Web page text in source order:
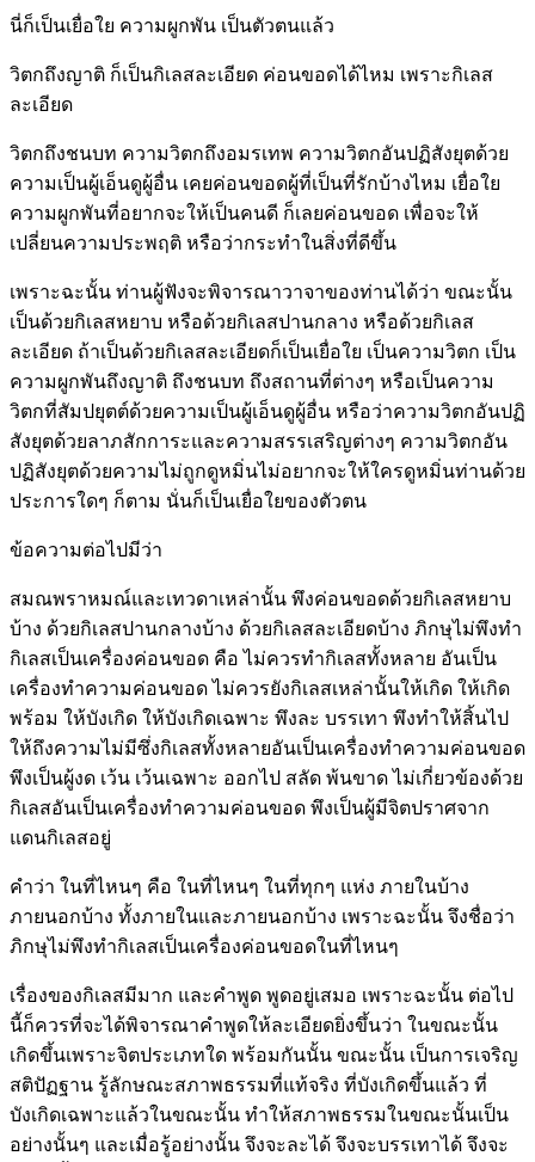
นี่ก็เป็นเยื่อใย ความผูกพัน เป็นตัวตนแล้ว
วิตกถึงญาติ ก็เป็นกิเลสละเอียด ค่อนขอดได้ไหม เพราะกิเลส
ละเอียด
วิตกถึงชนบท ความวิตกถึงอมรเทพ ความวิตกอันปฏิสังยุตด้วย
ความเป็นผู้เอ็นดูผู้อื่น เคยค่อนขอดผู้ที่เป็นที่รักบ้างไหม เยื่อใย
ความผูกพันที่อยากจะให้เป็นคนดี ก็เลยค่อนขอด เพื่อจะให้
เปลี่ยนความประพฤติ หรือว่ากระทำในสิ่งที่ดีขึ้น
เพราะฉะนั้น ท่านผู้ฟังจะพิจารณาวาจาของท่านได้ว่า ขณะนั้น
เป็นด้วยกิเลสหยาบ หรือด้วยกิเลสปานกลาง หรือด้วยกิเลส
ละเอียด ถ้าเป็นด้วยกิเลสละเอียดก็เป็นเยื่อใย เป็นความวิตก เป็น
ความผูกพันถึงญาติ ถึงชนบท ถึงสถานที่ต่างๆ หรือเป็นความ
วิตกที่สัมปยุตต์ด้วยความเป็นผู้เอ็นดูผู้อื่น หรือว่าความวิตกอันปฏิ
สังยุตด้วยลาภสักการะและความสรรเสริญต่างๆ ความวิตกอัน
ปฏิสังยุตด้วยความไม่ถูกดูหมิ่นไม่อยากจะให้ใครดูหมิ่นท่านด้วย
ประการใดๆ ก็ตาม นั่นก็เป็นเยื่อใยของตัวตน
ข้อความต่อไปมีว่า
สมณพราหมณ์และเทวดาเหล่านั้น พึงค่อนขอดด้วยกิเลสหยาบ
บ้าง ด้วยกิเลสปานกลางบ้าง ด้วยกิเลสละเอียดบ้าง ภิกษุไม่พึงทำ
กิเลสเป็นเครื่องค่อนขอด คือ ไม่ควรทำกิเลสทั้งหลาย อันเป็น
เครื่องทำความค่อนขอด ไม่ควรยังกิเลสเหล่านั้นให้เกิด ให้เกิด
พร้อม ให้บังเกิด ให้บังเกิดเฉพาะ พึงละ บรรเทา พึงทำให้สิ้นไป
ให้ถึงความไม่มีซึ่งกิเลสทั้งหลายอันเป็นเครื่องทำความค่อนขอด
พึงเป็นผู้งด เว้น เว้นเฉพาะ ออกไป สลัด พ้นขาด ไม่เกี่ยวข้องด้วย
กิเลสอันเป็นเครื่องทำความค่อนขอด พึงเป็นผู้มีจิตปราศจาก
แดนกิเลสอยู่
คำว่า ในที่ไหนๆ คือ ในที่ไหนๆ ในที่ทุกๆ แห่ง ภายในบ้าง
ภายนอกบ้าง ทั้งภายในและภายนอกบ้าง เพราะฉะนั้น จึงชื่อว่า
ภิกษุไม่พึงทำกิเลสเป็นเครื่องค่อนขอดในที่ไหนๆ
เรื่องของกิเลสมีมาก และคำพูด พูดอยู่เสมอ เพราะฉะนั้น ต่อไป
นี้ก็ควรที่จะได้พิจารณาคำพูดให้ละเอียดยิ่งขึ้นว่า ในขณะนั้น
เกิดขึ้นเพราะจิตประเภทใด พร้อมกันนั้น ขณะนั้น เป็นการเจริญ
สติปัฏฐาน รู้ลักษณะสภาพธรรมที่แท้จริง ที่บังเกิดขึ้นแล้ว ที่
บังเกิดเฉพาะแล้วในขณะนั้น ทำให้สภาพธรรมในขณะนั้นเป็น
อย่างนั้นๆ และเมื่อรู้อย่างนั้น จึงจะละได้ จึงจะบรรเทาได้ จึงจะ